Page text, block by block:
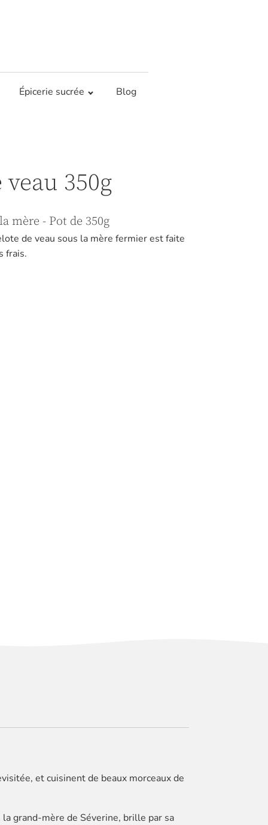
Épicerie sucrée Blog
350g
mère - Pot de 350g
de veau sous la mère fermier est faite
frais.
et cuisinent de beaux morceaux de
grand-mère de Séverine, brille par sa